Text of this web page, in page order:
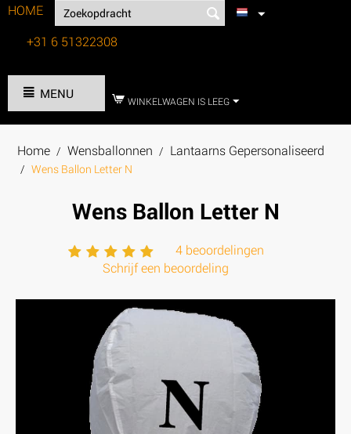
HOME
+31 6 51322308
MENU WINKELWAGEN IS LEEG
Home / Wensballonnen / Lantaarns Gepersonaliseerd
/ Wens Ballon Letter N
Wens Ballon Letter N
4 beoordelingen
Schrijf een beoordeling